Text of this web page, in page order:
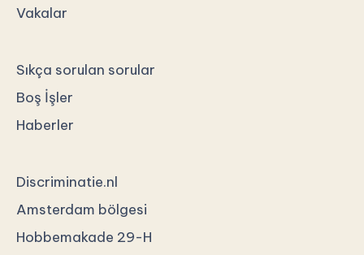
Vakalar
Sıkça sorulan sorular
Boş İşler
Haberler
Discriminatie.nl
Amsterdam bölgesi
Hobbemakade 29-H